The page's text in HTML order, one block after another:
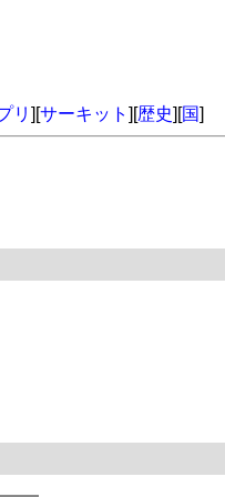
リ ][サーキット ][歴史][国]